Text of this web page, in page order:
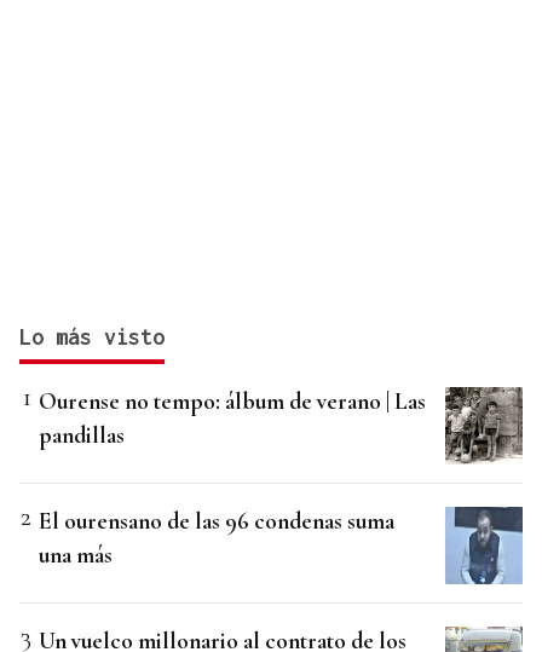
Lo más visto
Ourense no tempo: álbum de verano | Las
pandillas
El ourensano de las 96 condenas suma
una más
Un vuelco millonario al contrato de los